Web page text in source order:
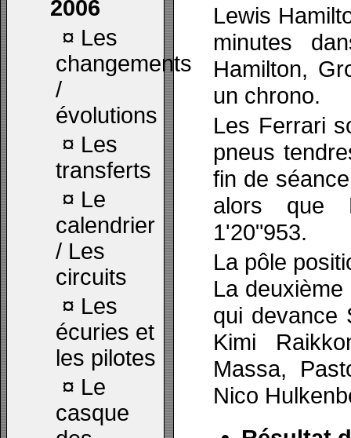
2006
¤ Les
changements
/
évolutions
¤ Les
transferts
¤ Le
calendrier
/ Les
circuits
¤ Les
écuries et
les pilotes
¤ Le
casque
Lewis
minutes
Hamilton,
un chrono.
Les Ferrari
pneus
fin de
alors que
1'20"953.
La pôle
La
qui devance
Kimi
Massa,
Nico